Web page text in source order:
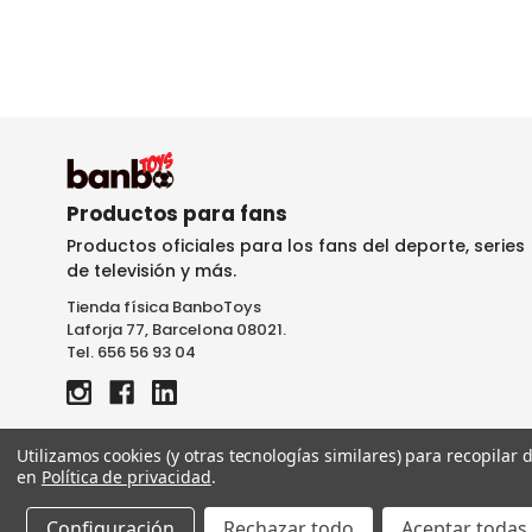
MINIX FIGURINE 12CM SULE -
Productos para fans
Productos oficiales para los fans del deporte, series
de televisión y más.
Tienda física BanboToys
Laforja 77, Barcelona 08021.
Tel. 656 56 93 04
Utilizamos cookies (y otras tecnologías similares) para
en Política de privacidad.